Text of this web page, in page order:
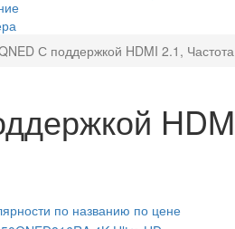
С поддержкой HDMI 2.1,
по названию по цене